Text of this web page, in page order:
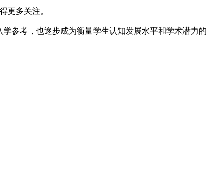
更多关注。
参考，也逐步成为衡量学生认知发展水平和学术潜力的